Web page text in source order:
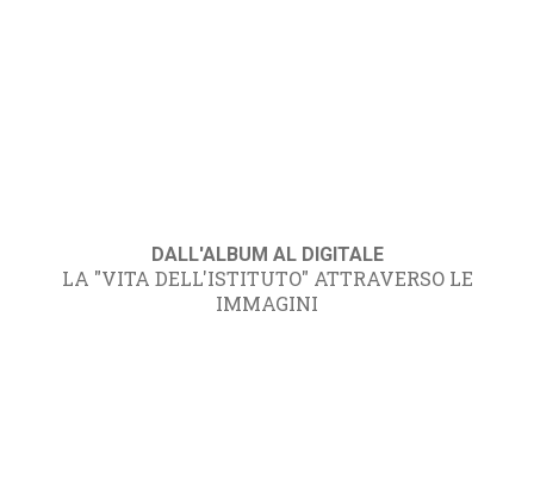
DALL'ALBUM AL DIGITALE
LA "VITA DELL'ISTITUTO" ATTRAVERSO LE
IMMAGINI